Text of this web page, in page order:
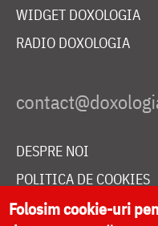
WIDGET DOXOLOGIA
RADIO DOXOLOGIA
DESPRE NOI
POLITICA DE COOKIES
DONEAZĂ ONLINE
Folosim cookie-uri